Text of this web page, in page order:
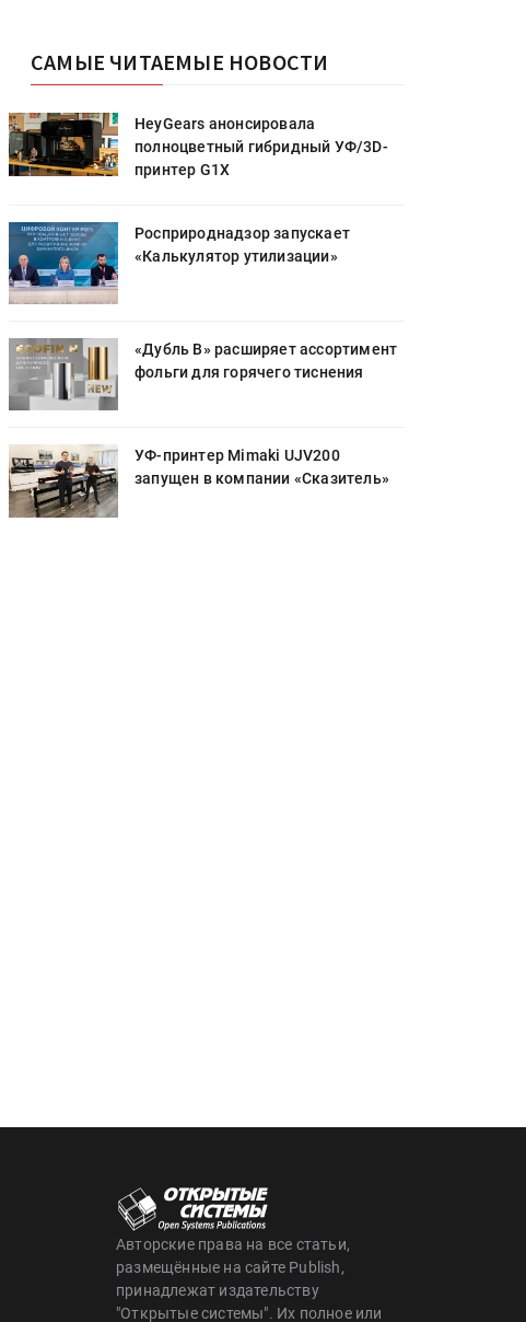
САМЫЕ ЧИТАЕМЫЕ НОВОСТИ
HeyGears анонсировала
полноцветный гибридный УФ/3D-
принтер G1X
Росприроднадзор запускает
«Калькулятор утилизации»
«Дубль В» расширяет ассортимент
фольги для горячего тиснения
УФ-принтер Mimaki UJV200
запущен в компании «Сказитель»
Авторские права на все статьи,
размещённые на сайте Publish,
принадлежат издательству
"Открытые системы". Их полное или